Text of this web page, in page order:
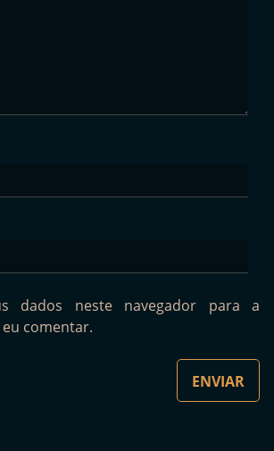
dados neste navegador para a
comentar.